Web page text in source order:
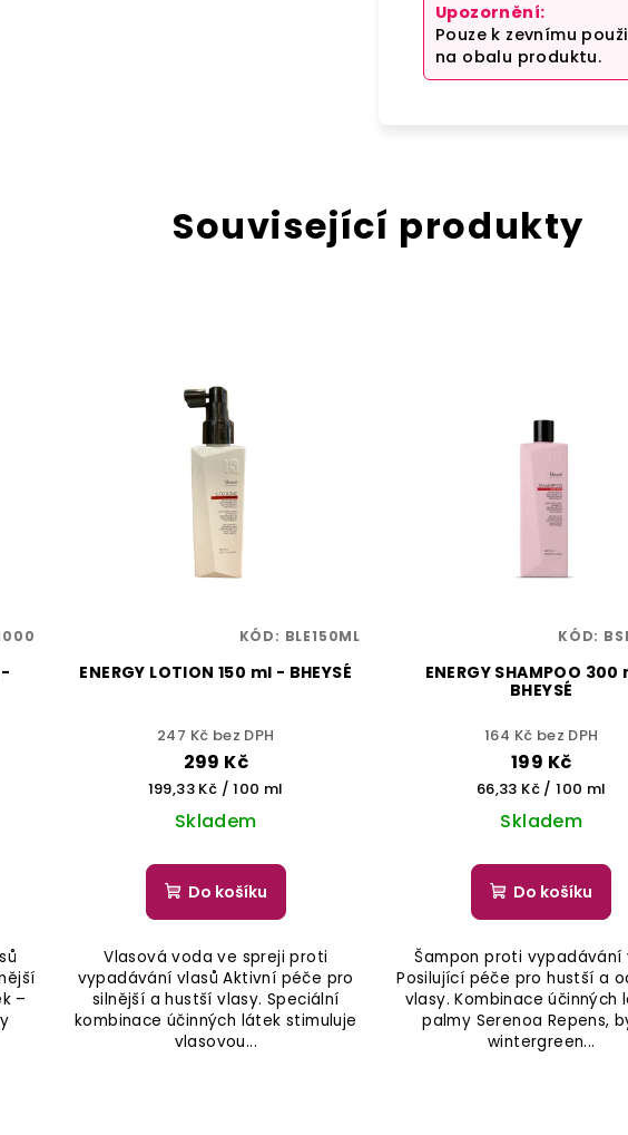
Upozornění:
Pouze k zevnímu
na obalu produktu.
Související produkty
–
ENERGY LOTION 150 ml - BHEYSÉ
247 Kč bez DPH
299 Kč
Měrná
cena:
199,33 Kč / 100 ml
Skladem
Do košíku
Vlasová voda ve spreji proti
vypadávání vlasů Aktivní péče pro
silnější a hustší vlasy. Speciální
kombinace účinných látek stimuluje
vlasovou...
KÓD: BLE150ML
ENERGY SHAMPOO 300
BHEYSÉ
164 Kč bez DPH
199 Kč
Měrná
cena:
66,33 Kč / 100 ml
Skladem
Do košíku
Šampon proti vypadávání
Posilující péče pro hustší a
vlasy. Kombinace účinných
palmy Serenoa Repens,
wintergreen...
KÓD: